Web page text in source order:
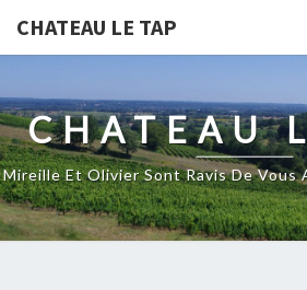
CHATEAU LE TAP
CHATEAU
Mireille Et Olivier Sont Ravis De Vous